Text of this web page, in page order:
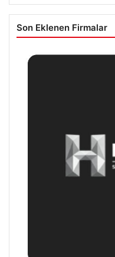
Son Eklenen Firmalar